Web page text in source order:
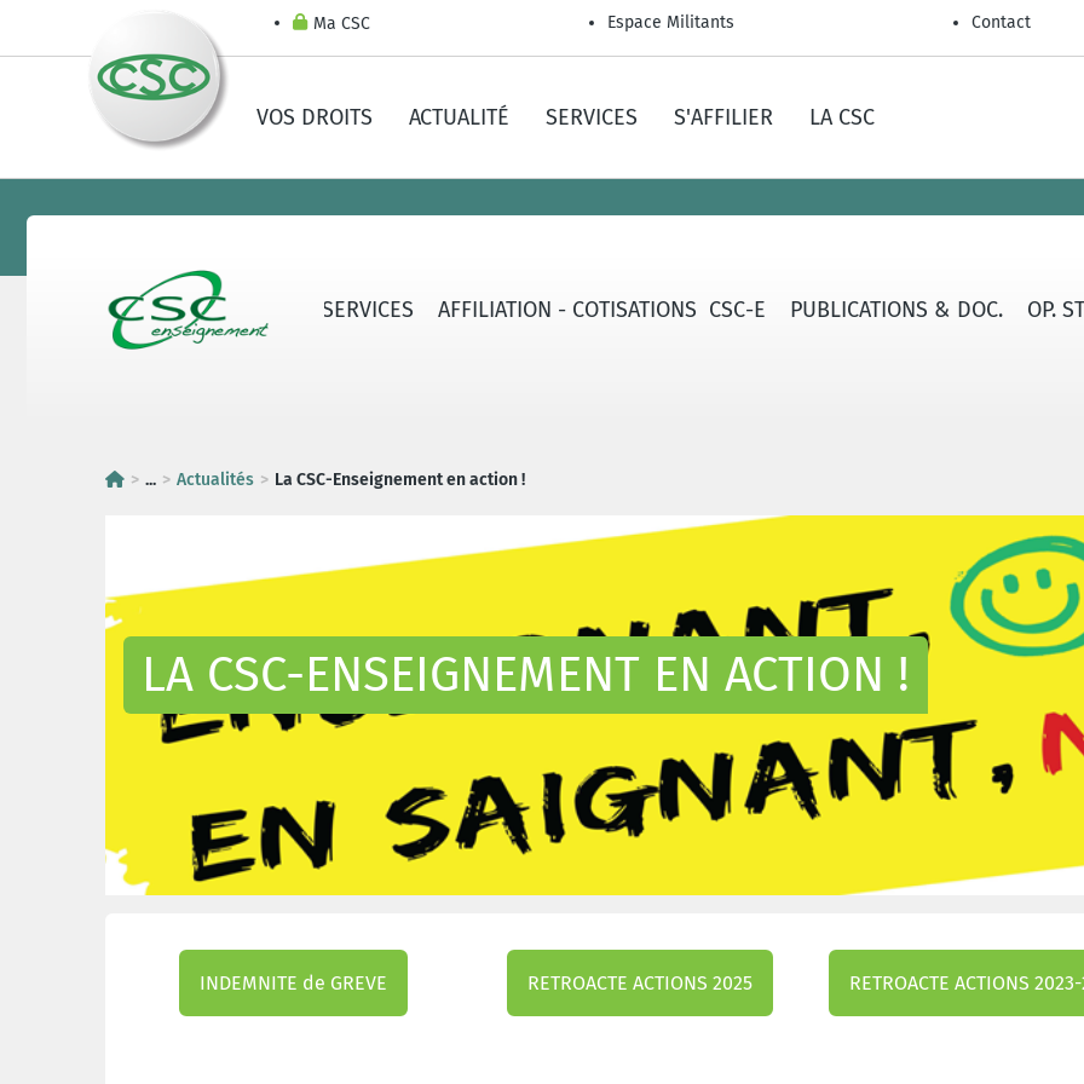
Ma CSC Espace Militants Contact
VOS DROITS ACTUALITÉ SERVICES S'AFFILIER LA CSC
LA CSC-E CONTACTS & SERVICES AFFILIATION - COTISATIONS CSC-E PUBLICATIONS & DOC. OP.
... Actualités La CSC-Enseignement en action !
LA CSC-ENSEIGNEMENT EN ACTION !
INDEMNITE de GREVE RETROACTE ACTIONS 2025 RETROACTE ACTIONS